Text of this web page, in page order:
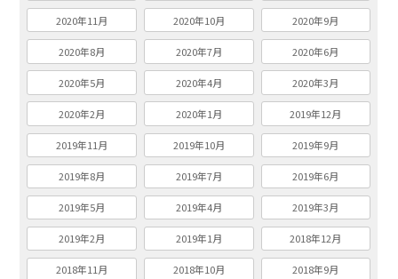
2020年11月 2020年10月 2020年9月
2020年8月 2020年7月 2020年6月
2020年5月 2020年4月 2020年3月
2020年2月 2020年1月 2019年12月
2019年11月 2019年10月 2019年9月
2019年8月 2019年7月 2019年6月
2019年5月 2019年4月 2019年3月
2019年2月 2019年1月 2018年12月
2018年11月 2018年10月 2018年9月